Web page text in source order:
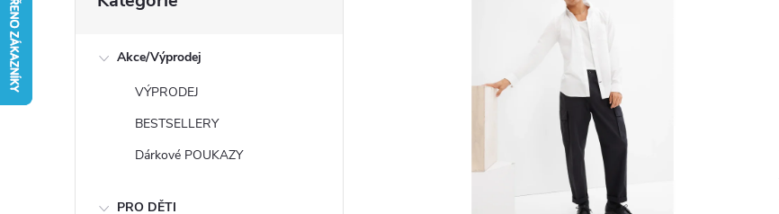
kategorie
Akce/Výprodej
VÝPRODEJ
BESTSELLERY
Dárkové POUKAZY
PRO DĚTI